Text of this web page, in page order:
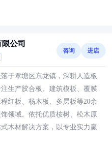
公司
咨询 进店
于覃塘区东龙镇，深耕人造板
生产胶合板、建筑模板、覆膜
红板、杨木板、多层板等20余
领域。依托优质桉树、松木原
木材解决方案，以专业实力赢